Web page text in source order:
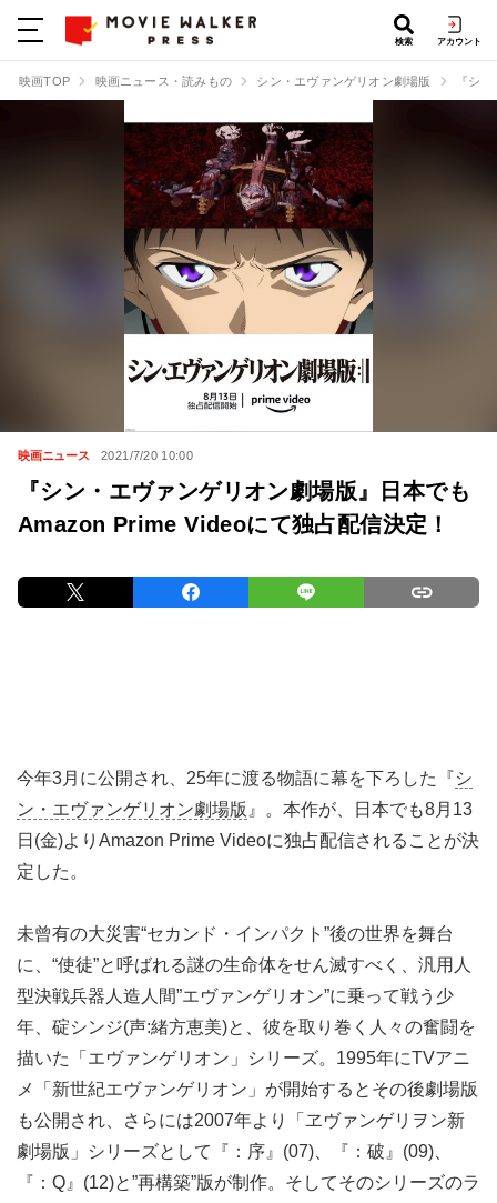
検索 アカウント
映画TOP 映画ニュース・読みもの シン・エヴァンゲリオン劇場版 『シ
映画ニュース 2021/7/20 10:00
『シン・エヴァンゲリオン劇場版』日本でも
Amazon Prime Videoにて独占配信決定！
今年3月に公開され、25年に渡る物語に幕を下ろした『シ
ン・エヴァンゲリオン劇場版 』。本作が、日本でも8月13
日(金)よりAmazon Prime Videoに独占配信されることが決
定した。
未曾有の大災害“セカンド・インパクト”後の世界を舞台
に、“使徒”と呼ばれる謎の生命体をせん滅すべく、汎用人
型決戦兵器人造人間”エヴァンゲリオン”に乗って戦う少
年、碇シンジ(声:緒方恵美)と、彼を取り巻く人々の奮闘を
描いた「エヴァンゲリオン」シリーズ。1995年にTVアニ
メ「新世紀エヴァンゲリオン」が開始するとその後劇場版
も公開され、さらには2007年より「ヱヴァンゲリヲン新
劇場版」シリーズとして『：序』(07)、『：破』(09)、
『：Q』(12)と”再構築”版が制作。そしてそのシリーズのラ